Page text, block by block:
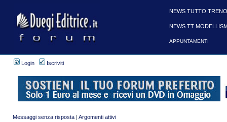
Login Iscriviti
Messaggi senza risposta | Argomenti attivi
NEWS TUTTO
NEWS TT
APPUNTAMENTI